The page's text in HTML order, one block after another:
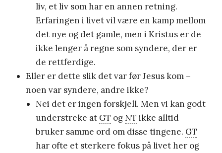
liv, et liv som har en annen retning.
Erfaringen i livet vil være en kamp mellom
det nye og det gamle, men i Kristus er de
ikke lenger å regne som syndere, der er
de rettferdige.
Eller er dette slik det var før Jesus kom –
noen var syndere, andre ikke?
Nei det er ingen forskjell. Men vi kan godt
understreke at GT og NT ikke alltid
bruker samme ord om disse tingene. GT
har ofte et sterkere fokus på livet her og